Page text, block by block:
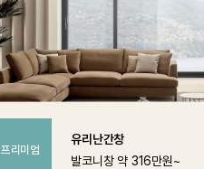
프리미엄
유리난간창
발코니창 약 316만원~